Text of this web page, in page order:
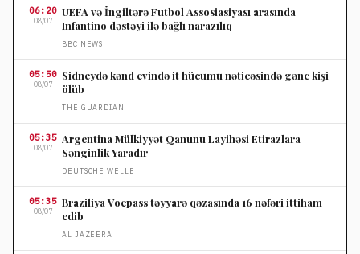
06:20
08/07
UEFA və İngiltərə Futbol Assosiasiyası arasında
Infantino dəstəyi ilə bağlı narazılıq
BBC NEWS
05:50
08/07
Sidneydə kənd evində it hücumu nəticəsində gənc kişi
ölüb
THE GUARDIAN
05:35
08/07
Argentina Mülkiyyət Qanunu Layihəsi Etirazlara
Sənginlik Yaradır
DEUTSCHE WELLE
05:35
08/07
Braziliya Voepass təyyarə qəzasında 16 nəfəri ittiham
edib
AL JAZEERA